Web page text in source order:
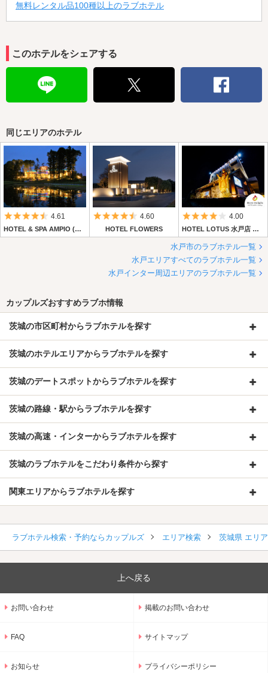
無料レンタル品100種以上のラブホテル
このホテルをシェアする
同じエリアのホテル
5つ星のうち4.5
4.61
HOTEL & SPA AMPIO (ホテルアンドスパ アンピオ)
5つ星のうち4.5
4.60
HOTEL FLOWERS
5つ星のうち4
4.00
HOTEL LOTUS 水戸店 【Best Delight Group】
水戸市のラブホテル一覧
水戸エリアすべてのラブホテル一覧
水戸インター周辺エリアのラブホテル一覧
カップルズおすすめラブホ情報
茨城の市区町村からラブホテルを探す
茨城のホテルエリアからラブホテルを探す
茨城のデートスポットからラブホテルを探す
茨城の路線・駅からラブホテルを探す
茨城の高速・インターからラブホテルを探す
茨城のラブホテルをこだわり条件から探す
関東エリアからラブホテルを探す
ラブホテル検索・予約ならカップルズ エリア検索 茨城県 エリ
上へ戻る
お問い合わせ 掲載のお問い合わせ
FAQ サイトマップ
お知らせ プライバシーポリシー